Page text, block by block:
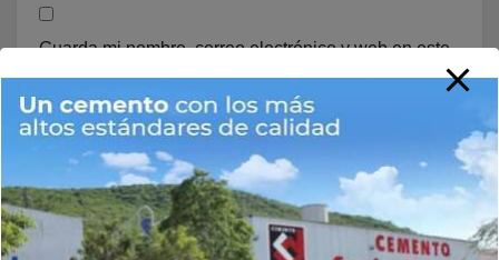
Guarda mi nombre, correo electrónico y web en este
navegador para la próxima vez que comente.